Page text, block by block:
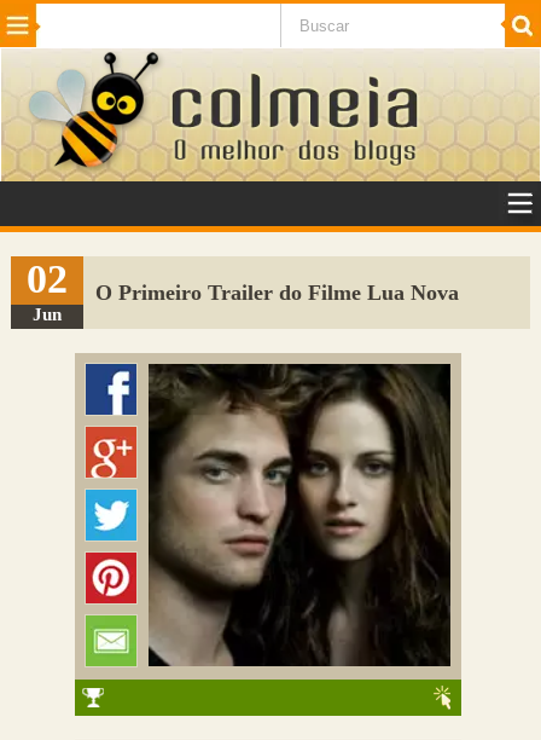
Beleza Cinema e TV
Internet Jogos NotÃ­cias SaÃºde
VeÃ­culos Adulto
Sugerir Link
Adicionar Blog
Colmeia Exchange
Perguntas Frequentes
02
Jun
O Primeiro Trailer do Filme Lua Nova